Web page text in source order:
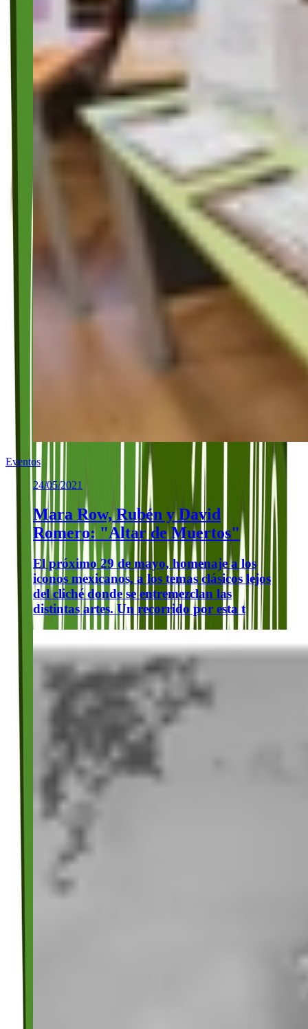
Eventos
24/05/2021
Mara Row, Rubén y David
Romero: "Altar de Muertos"
El próximo 29 de mayo, homenaje a los
iconos mexicanos, a los temas clásicos lejos
del cliché donde se entremezclan las
distintas artes. Un recorrido por esta t